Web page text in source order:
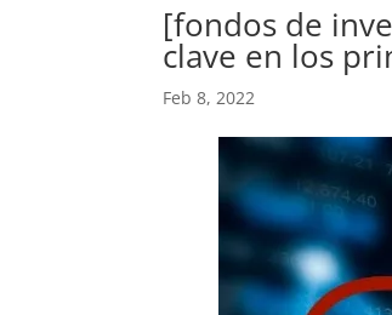
[fondos de
clave en los
Feb 8, 2022